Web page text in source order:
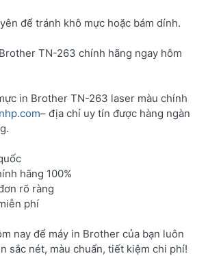
để tránh khô mực hoặc bám dính.
TN-263 chính hãng ngay hôm
in Brother TN-263 laser màu chính
– địa chỉ uy tín được hàng ngàn
hãng 100%
rõ ràng
phí
nay để máy in Brother của bạn luôn
sắc nét, màu chuẩn, tiết kiệm chi phí!